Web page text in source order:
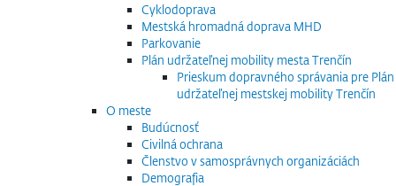
Cyklodoprava
Mestská hromadná doprava MHD
Parkovanie
Plán udržateľnej mobility mesta Trenčín
Prieskum dopravného správania pre Plán
udržateľnej mestskej mobility Trenčín
O meste
Budúcnosť
Civilná ochrana
Členstvo v samosprávnych organizáciách
Demografia